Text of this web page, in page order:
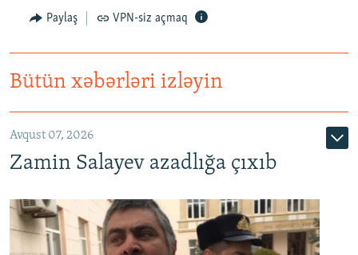
Paylaş VPN-siz açmaq
Bütün xəbərləri izləyin
Avqust 07, 2026
Zamin Salayev azadlığa çıxıb